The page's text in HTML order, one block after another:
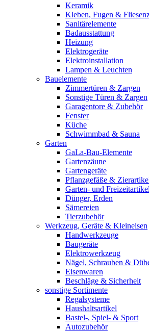
Keramik
Kleben, Fugen &
Sanitärelemente
Badausstattung
Heizung
Elektrogeräte
Elektroinstallation
Lampen & Leuchten
Bauelemente
Zimmertüren & Zargen
Sonstige Türen & Zargen
Garagentore & Zubehör
Fenster
Küche
Schwimmbad & Sauna
Garten
GaLa-Bau-Elemente
Gartenzäune
Gartengeräte
Pflanzgefäße &
Garten- und Freizeitartikel
Dünger, Erden
Sämereien
Tierzubehör
Werkzeug, Geräte & Kleineisen
Handwerkzeuge
Baugeräte
Elektrowerkzeug
Nägel, Schrauben &
Eisenwaren
Beschläge & Sicherheit
sonstige Sortimente
Regalsysteme
Haushaltsartikel
Bastel-, Spiel- & Sport
Autozubehör